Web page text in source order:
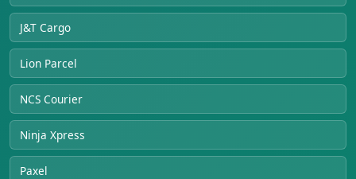
J&T Cargo
Lion Parcel
NCS Courier
Ninja Xpress
Paxel